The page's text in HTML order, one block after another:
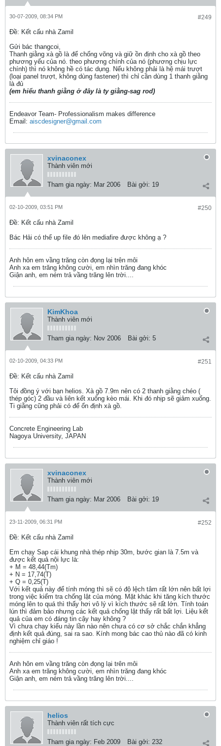
#249
30-07-2009, 08:34 PM
Ðề: Kết cấu nhà Zamil
Gửi bác thangcoi,
Thanh giằng xà gồ là để chống võng và giữ ồn định cho xà gồ theo
phương yếu của nó. theo phương chính của nó (phương chịu lực
chính) thì nó không hề có tác dụng. Nếu không phải là hệ mái trượt
(loại panel trượt, không dùng fastener) thì chỉ cần dùng 1 thanh giằng
là đủ
(em hiểu thanh giằng ở đây là ty giằng-sag rod)
Endeavor Team- Professionalism makes difference
Email: aiscdesigner@gmail.com
xvinaconex
Thành viên mới
Tham gia ngày: Mar 2006 Bài gởi: 19
#250
02-10-2009, 03:51 PM
Ðề: Kết cấu nhà Zamil
Bác Hải có thể up file đó lên mediafire được không ạ ?
Anh hôn em vầng trăng còn đọng lại trên môi
Anh xa em trăng không cười, em nhìn trăng đang khóc
Giận anh, em ném trả vầng trăng lên trời....
KimKhoa
Thành viên mới
Tham gia ngày: Nov 2006 Bài gởi: 5
#251
02-10-2009, 04:33 PM
Ðề: Kết cấu nhà Zamil
Tôi đồng ý với bạn helios. Xà gồ 7.9m nên có 2 thanh giằng chéo (
thép góc) 2 đầu và liên kết xuống kèo mái. Khi đó nhịp sẽ giảm xuống.
Ti giằng cũng phải có để ổn định xà gồ.
Concrete Engineering Lab
Nagoya University, JAPAN
xvinaconex
Thành viên mới
Tham gia ngày: Mar 2006 Bài gởi: 19
#252
23-11-2009, 06:31 PM
Ðề: Kết cấu nhà Zamil
Em chạy Sap cái khung nhà thép nhịp 30m, bước gian là 7.5m và
được kết quả nội lực là:
+ M = 48,44(Tm)
+ N = 17,74(T)
+ Q = 0,25(T)
Với kết quả này để tính móng thì sẽ có độ lệch tâm rất lớn nên bất lợi
trong việc kiểm tra chống lật của móng. Mặt khác khi tăng kích thước
móng lên to quá thì thấy hơi vô lý vì kích thước sẽ rất lớn. Tính toán
lún thì đảm bảo nhưng các kết quả chống lật thấy rất bất lợi. Liệu kết
quả của em có đáng tin cậy hay không ?
Vì chưa chạy kiểu này lần nào nên chưa có cơ sở chắc chắn khẳng
định kết quả đúng, sai ra sao. Kính mong bác cao thủ nào đã có kinh
nghiệm chỉ giáo !
Anh hôn em vầng trăng còn đọng lại trên môi
Anh xa em trăng không cười, em nhìn trăng đang khóc
Giận anh, em ném trả vầng trăng lên trời....
helios
Thành viên rất tích cực
Tham gia ngày: Feb 2009 Bài gởi: 232